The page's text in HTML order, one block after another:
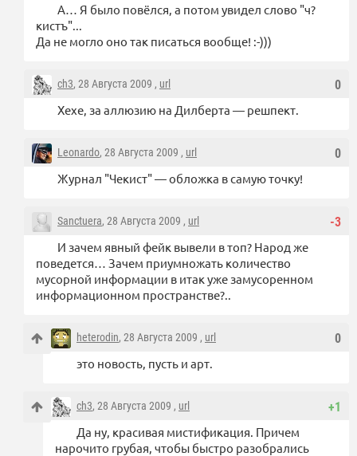
А… Я было повёлся, а потом увидел слово "ч?
кистъ"...
Да не могло оно так писаться вообще! :-)))
0
ch3, 28 Августа 2009 , url
Хехе, за аллюзию на Дилберта — решпект.
0
Leonardo, 28 Августа 2009 , url
Журнал "Чекист" — обложка в самую точку!
-3
Sanctuera, 28 Августа 2009 , url
И зачем явный фейк вывели в топ? Народ же
поведется… Зачем приумножать количество
мусорной информации в итак уже замусоренном
информационном пространстве?..
0
heterodin, 28 Августа 2009 , url
это новость, пусть и арт.
+1
ch3, 28 Августа 2009 , url
Да ну, красивая мистификация. Причем
нарочито грубая, чтобы быстро разобрались